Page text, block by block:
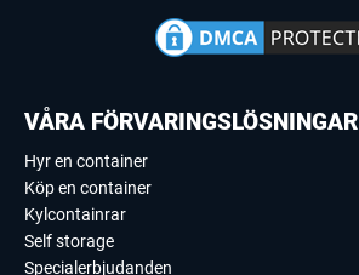
VÅRA FÖRVARINGSLÖSNINGAR
Hyr en container
Köp en container
Kylcontainrar
Self storage
Specialerbjudanden